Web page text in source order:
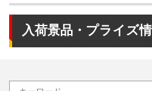
入荷景品・プライズ